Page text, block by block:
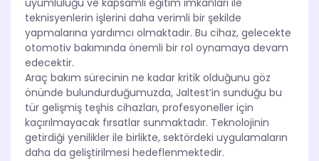
uyumluluğu ve kapsamlı eğitim imkanları ile
teknisyenlerin işlerini daha verimli bir şekilde
yapmalarına yardımcı olmaktadır. Bu cihaz, gelecekte
otomotiv bakımında önemli bir rol oynamaya devam
edecektir.
Araç bakım sürecinin ne kadar kritik olduğunu göz
önünde bulundurduğumuzda, Jaltest’in sunduğu bu
tür gelişmiş teşhis cihazları, profesyoneller için
kaçırılmayacak fırsatlar sunmaktadır. Teknolojinin
getirdiği yenilikler ile birlikte, sektördeki uygulamaların
daha da geliştirilmesi hedeflenmektedir.